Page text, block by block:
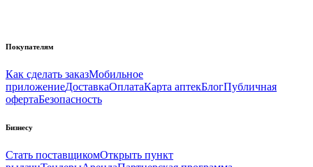
Покупателям
Как сделать заказМобильное
приложениеДоставкаОплатаКарта аптекБлогПубличная
офертаБезопасность
Бизнесу
Стать поставщикомОткрыть пункт